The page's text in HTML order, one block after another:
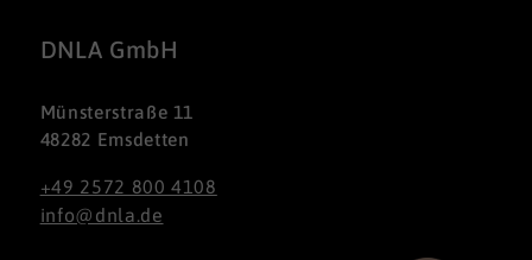
DNLA GmbH
Münsterstraße 11
48282 Emsdetten
+49 2572 800 4108
info@dnla.de